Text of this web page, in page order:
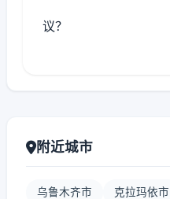
议？
附近城市
乌鲁木齐市 克拉玛依市